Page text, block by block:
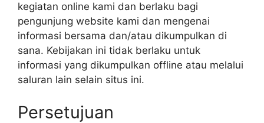
kegiatan online kami dan berlaku bagi
pengunjung website kami dan mengenai
informasi bersama dan/atau dikumpulkan di
sana. Kebijakan ini tidak berlaku untuk
informasi yang dikumpulkan offline atau melalui
saluran lain selain situs ini.
Persetujuan